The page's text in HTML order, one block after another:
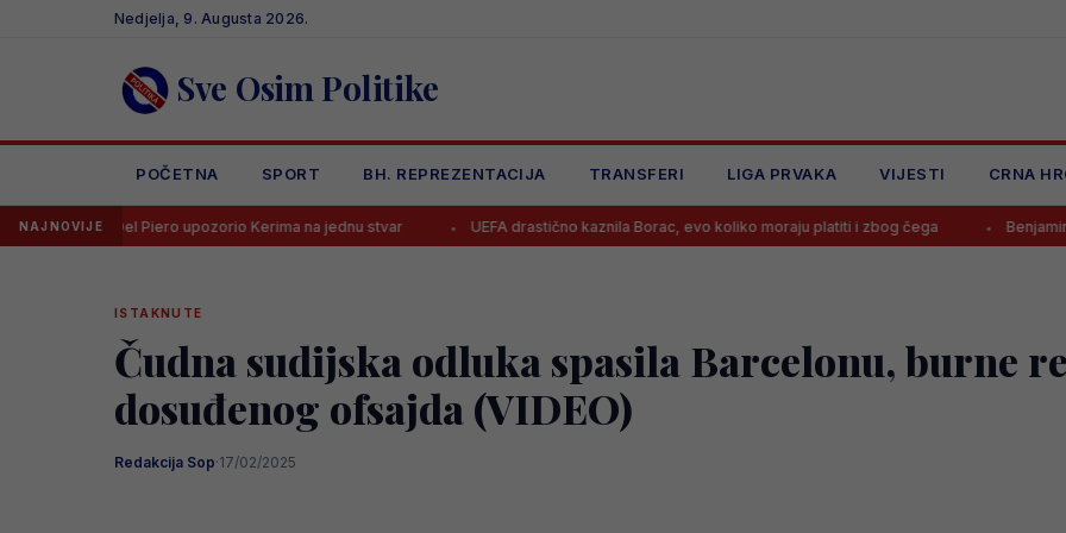
Nedjelja, 9. Augusta 2026.
Sve Osim Politike
POČETNA SPORT BH. REPREZENTACIJA TRANSFERI LIGA PRVAKA VIJESTI CRNA
NAJNOVIJE
Del Piero upozorio Kerima na jednu stvar UEFA drastično kaznila Borac, evo koliko moraju platiti i zbog čega Benjamin Šehić
ISTAKNUTE
Čudna sudijska odluka spasila Barcelonu, burne
dosuđenog ofsajda (VIDEO)
Redakcija Sop·17/02/2025